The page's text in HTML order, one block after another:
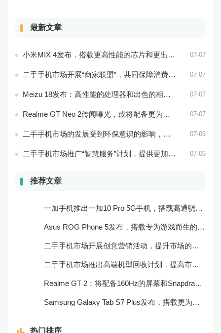
最新文章
小米MIX 4发布，搭载更高性能的芯片和更出色的相机系统 07-07
二手手机市场开展“商家联盟”，共同保障消费者权益 07-07
Meizu 18发布：高性能的处理器和出色的相机性能 07-07
Realme GT Neo 2传闻曝光，或将配备更为出色的处理器和实用功能 07-07
二手手机市场的发展受到环保意识的影响，成为可持续消费的重要方式 07-06
二手手机市场推广“智慧服务”计划，提供更加个性化的服务体验 07-06
推荐文章
一加手机推出一加10 Pro 5G手机，搭载高通骁龙888处理器和一亿像素主摄像头
Asus ROG Phone 5发布，搭载专为游戏而生的处理器和摄像头
二手手机市场开展创意营销活动，提升市场的品牌感知度和美誉度
二手手机市场推出高端机型回收计划，提高市场的产品质量和用户口碑
Realme GT 2：将配备160Hz的屏幕和Snapdragon 898处理器
Samsung Galaxy Tab S7 Plus发布，搭载更为出色的屏幕和相机
热门排序